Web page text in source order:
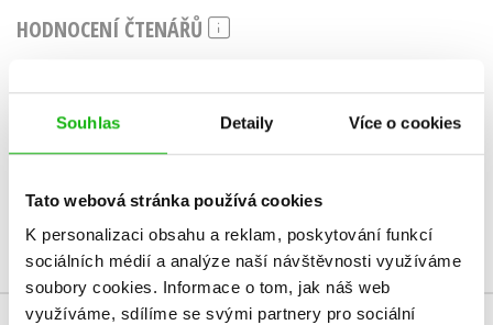
Souhlas Detaily Více o cookies
Tato webová stránka používá cookies
K personalizaci obsahu a reklam, poskytování funkcí
sociálních médií a analýze naší návštěvnosti využíváme
soubory cookies. Informace o tom, jak náš web
využíváme, sdílíme se svými partnery pro sociální
HODNOCENÍ ČTENÁŘŮ
Vaše hodnocení
Přihlásit